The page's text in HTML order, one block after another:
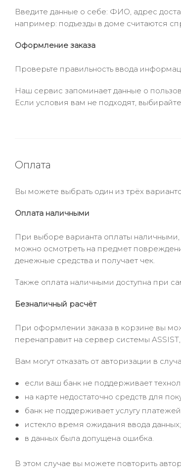
Введите данные о себе: ФИО, адрес
например: подъезды в доме считаются
Оформление заказа
Проверьте правильность ввода
Наш сервис запоминает данные о
Если условия вам не подходят,
Оплата
Вы можете выбрать один из трёх
Оплата наличными
При выборе варианта оплаты наличными,
можно осмотреть на предмет
денежные средства и получает чек.
Также оплата наличными доступна при
Безналичный расчёт
При оформлении заказа в корзине вы
перенаправит на сервер системы
Вам могут отказать от авторизации в
если ваш банк не поддерживает
на карте недостаточно средств для
банк не поддерживает услугу
истекло время ожидания ввода данных;
в данных была допущена ошибка.
В этом случае вы можете повторить